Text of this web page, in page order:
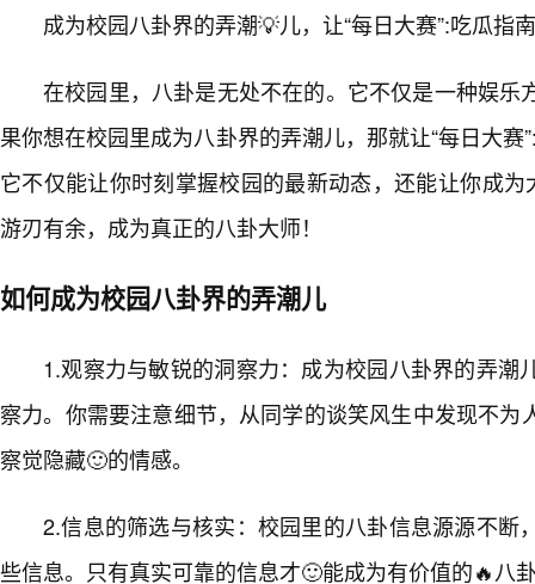
成为校园八卦界的弄潮💡儿，让“每日大赛”:吃瓜指
在校园里，八卦是无处不在的。它不仅是一种娱乐
果你想在校园里成为八卦界的弄潮儿，那就让“每日大赛
它不仅能让你时刻掌握校园的最新动态，还能让你成为
游刃有余，成为真正的八卦大师！
如何成为校园八卦界的弄潮儿
1.观察力与敏锐的洞察力：成为校园八卦界的弄潮
察力。你需要注意细节，从同学的谈笑风生中发现不为
察觉隐藏🙂的情感。
2.信息的筛选与核实：校园里的八卦信息源源不断
些信息。只有真实可靠的信息才🙂能成为有价值的🔥八